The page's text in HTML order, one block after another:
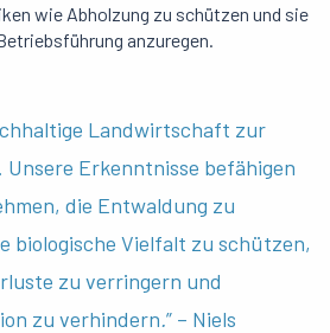
wie Abholzung zu schützen und sie
anzuregen.
Landwirtschaft zur
Unsere Erkenntnisse befähigen
die Entwaldung zu
biologische Vielfalt zu schützen,
zu verringern und
zu verhindern.” – Niels